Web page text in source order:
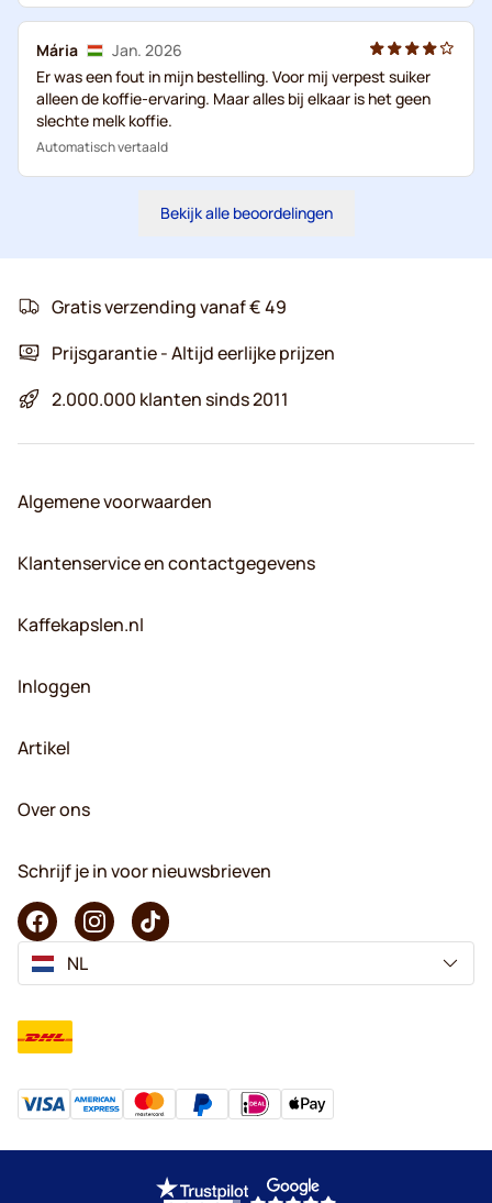
Mária
Jan. 2026
Er was een fout in mijn bestelling. Voor mij verpest suiker
alleen de koffie-ervaring. Maar alles bij elkaar is het geen
slechte melk koffie.
Automatisch vertaald
Bekijk alle beoordelingen
Gratis verzending vanaf € 49
Prijsgarantie - Altijd eerlijke prijzen
2.000.000 klanten sinds 2011
Algemene voorwaarden
Klantenservice en contactgegevens
Kaffekapslen.nl
Inloggen
Artikel
Over ons
Schrijf je in voor nieuwsbrieven
NL